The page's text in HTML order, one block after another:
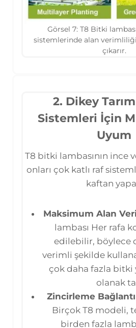
Görsel 7: T8 Bitki
sistemlerinde alan
çıkarır.
2. Dikey
Sistemleri İçin
Uyum
T8 bitki lambasının ince
onları çok katlı raf
kaftan
Maksimum Alan
lambası Her rafa
edilebilir, böylece
verimli şekilde
çok daha fazla
olanak
Zincirleme
Birçok T8 modeli,
birden fazla